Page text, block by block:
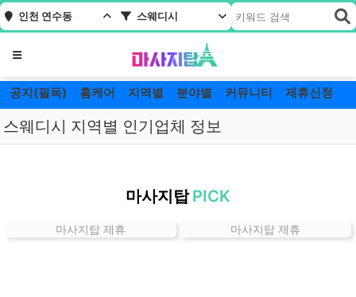
인천 연수동 스웨디시
메뉴
공지(필독) 홈케어 지역별 분야별 커뮤니티 제휴신청
스웨디시 지역별 인기업체 정보
동
마사지탑 PICK
마사지탑 제휴 마사지탑 제휴